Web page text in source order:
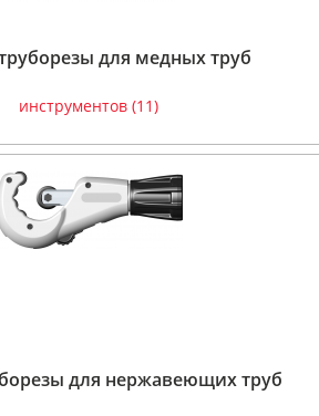
для медных труб
инструментов (11)
для нержавеющих труб